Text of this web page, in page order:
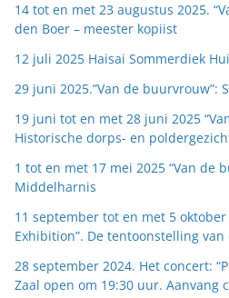
14 tot en met 23 augustus 2025.
den Boer – meester kopiist
12 juli 2025 Haisai Sommerdiek
29 juni 2025.”Van de buurvrouw”:
19 juni tot en met 28 juni 2025
Historische dorps- en
1 tot en met 17 mei 2025 “Van de
Middelharnis
11 september tot en met 5 oktober
Exhibition”. De tentoonstelling
28 september 2024. Het concert:
Zaal open om 19:30 uur. Aanvang